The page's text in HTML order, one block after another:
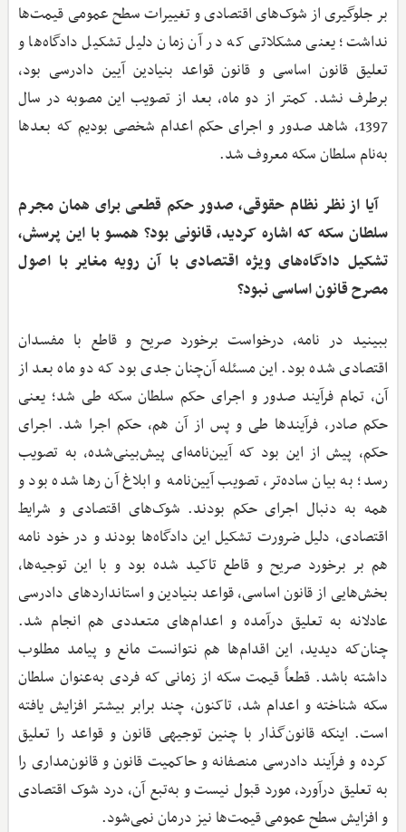
بر جلوگیری از شوک‌های اقتصادی و تغییرات سطح عمومی قیمت‌ها
نداشت؛ یعنی مشکلاتی که در آن زمان دلیل تشکیل دادگاه‌ها و
تعلیق قانون اساسی و قانون قواعد بنیادین آیین دادرسی بود،
برطرف نشد. کمتر از دو ماه، بعد از تصویب این مصوبه در سال
1397، شاهد صدور و اجرای حکم اعدام شخصی بودیم که بعدها
به‌نام سلطان سکه معروف شد.
آیا از نظر نظام حقوقی، صدور حکم قطعی برای همان مجرم
سلطان سکه که اشاره کردید، قانونی بود؟ همسو با این پرسش،
تشکیل دادگاه‌های ویژه اقتصادی با آن رویه مغایر با اصول
مصرح قانون اساسی نبود؟
ببینید در نامه، درخواست برخورد صریح و قاطع با مفسدان
اقتصادی شده بود. این مسئله آن‌چنان جدی بود که دو ماه بعد از
آن، تمام فرآیند صدور و اجرای حکم سلطان سکه طی شد؛ یعنی
حکم صادر، فرآیندها طی و پس از آن هم، حکم اجرا شد. اجرای
حکم، پیش از این بود که آیین‌نامه‌ای پیش‌بینی‌شده، به تصویب
رسد؛ به بیان ساده‌تر، تصویب آیین‌نامه و ابلاغ آن رها شده بود و
همه به دنبال اجرای حکم بودند. شوک‌های اقتصادی و شرایط
اقتصادی، دلیل ضرورت تشکیل این دادگاه‌ها بودند و در خود نامه
هم بر برخورد صریح و قاطع تاکید شده بود و با این توجیه‌ها،
بخش‌هایی از قانون اساسی، قواعد بنیادین و استانداردهای دادرسی
عادلانه به تعلیق درآمده و اعدام‌های متعددی هم انجام شد.
چنان‌که دیدید، این اقدام‌ها هم نتوانست مانع و پیامد مطلوب
داشته باشد. قطعاً قیمت سکه از زمانی که فردی به‌عنوان سلطان
سکه شناخته و اعدام شد، تاکنون، چند برابر بیشتر افزایش یافته
است. اینکه قانون‌گذار با چنین توجیهی قانون و قواعد را تعلیق
کرده و فرآیند دادرسی منصفانه و حاکمیت قانون و قانون‌مداری را
به تعلیق درآورد، مورد قبول نیست و به‌تبع آن، درد شوک اقتصادی
و افزایش سطح عمومی قیمت‌ها نیز درمان نمی‌شود.